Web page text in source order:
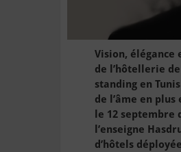
Vision,
de l’hôtellerie
standing en
de l’âme en
le 12 septembre
l’enseigne
d’hôtels